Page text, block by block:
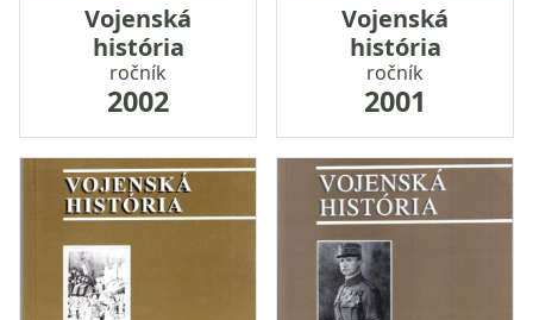
Vojenská
história
ročník
2002
Vojenská
história
ročník
2001